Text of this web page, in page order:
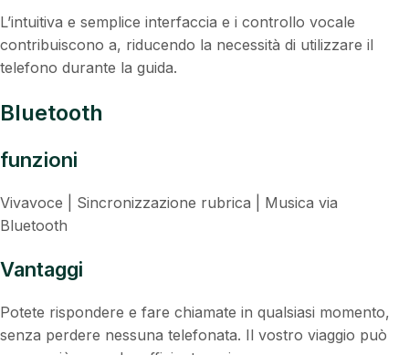
L’intuitiva e semplice interfaccia e i controllo vocale
contribuiscono a, riducendo la necessità di utilizzare il
telefono durante la guida.
Bluetooth
funzioni
Vivavoce | Sincronizzazione rubrica | Musica via
Bluetooth
Vantaggi
Potete rispondere e fare chiamate in qualsiasi momento,
senza perdere nessuna telefonata. Il vostro viaggio può